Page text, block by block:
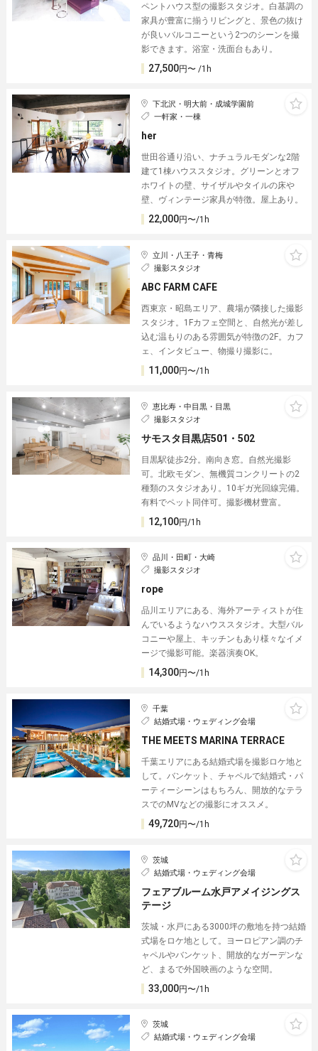
ペントハウス型の撮影スタジオ。白基調の
家具が豊富に揃うリビングと、景色の抜け
が良いバルコニーという2つのシーンを撮
影できます。浴室・洗面台もあり。
27,500円〜 /1h
下北沢・明大前・成城学園前
一軒家・一棟
her
世田谷通り沿い、ナチュラルモダンな2階
建て1棟ハウススタジオ。グリーンとオフ
ホワイトの壁、サイザルやタイルの床や
壁、ヴィンテージ家具が特徴。屋上あり。
22,000円〜/1h
立川・八王子・青梅
撮影スタジオ
ABC FARM CAFE
西東京・昭島エリア、農場が隣接した撮影
スタジオ。1Fカフェ空間と、自然光が差し
込む温もりのある雰囲気が特徴の2F。カフ
ェ、インタビュー、物撮り撮影に。
11,000円〜/1h
恵比寿・中目黒・目黒
撮影スタジオ
サモスタ目黒店501・502
目黒駅徒歩2分。南向き窓。自然光撮影
可。北欧モダン、無機質コンクリートの2
種類のスタジオあり。10ギガ光回線完備。
有料でペット同伴可。撮影機材豊富。
12,100円/1h
品川・田町・大崎
撮影スタジオ
rope
品川エリアにある、海外アーティストが住
んでいるようなハウススタジオ。大型バル
コニーや屋上、キッチンもあり様々なイメ
ージで撮影可能。楽器演奏OK。
14,300円〜/1h
千葉
結婚式場・ウェディング会場
THE MEETS MARINA TERRACE
千葉エリアにある結婚式場を撮影ロケ地と
して。バンケット、チャペルで結婚式・パ
ーティーシーンはもちろん、開放的なテラ
スでのMVなどの撮影にオススメ。
49,720円〜/1h
茨城
結婚式場・ウェディング会場
フェアブルーム水戸アメイジングス
テージ
茨城・水戸にある3000坪の敷地を持つ結婚
式場をロケ地として。ヨーロピアン調のチ
ャペルやバンケット、開放的なガーデンな
ど、まるで外国映画のような空間。
33,000円〜/1h
茨城
結婚式場・ウェディング会場